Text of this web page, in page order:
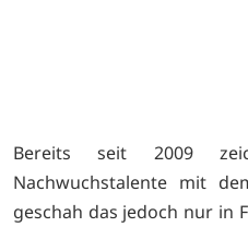
Bereits seit 2009
Nachwuchstalente mit
geschah das jedoch nur in